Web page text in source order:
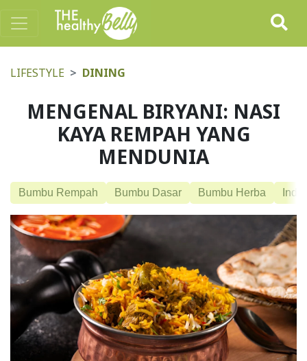
LIFESTYLE DINING
MENGENAL BIRYANI: NASI
KAYA REMPAH YANG
MENDUNIA
Bumbu Rempah Bumbu Dasar Bumbu Herba India